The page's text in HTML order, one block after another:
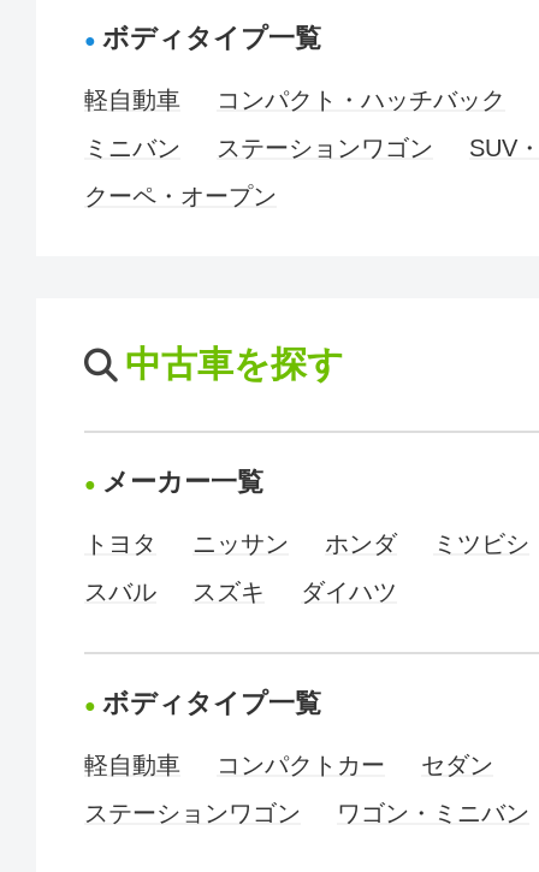
ボディタイプ一覧
軽自動車
コンパクト・ハッチバック
ミニバン
ステーションワゴン
SUV
クーペ・オープン
中古車を探す
メーカー一覧
トヨタ ニッサン ホンダ
ミツビシ
スバル
スズキ ダイハツ
ボディタイプ一覧
軽自動車 コンパクトカー
セダン
ステーションワゴン
ワゴン・ミニバン